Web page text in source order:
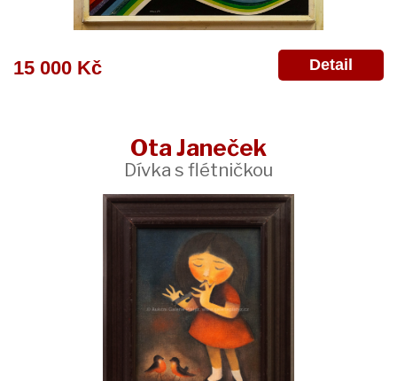
15 000 Kč Detail
Ota Janeček
Dívka s flétničkou